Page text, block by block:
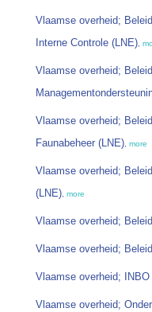
Vlaamse overheid;
Interne Controle (LNE),
Vlaamse overheid;
Vlaamse overheid;
Faunabeheer (LNE), more
Vlaamse overheid;
(LNE), more
Vlaamse overheid;
Vlaamse overheid;
Vlaamse overheid;
Vlaamse overheid;